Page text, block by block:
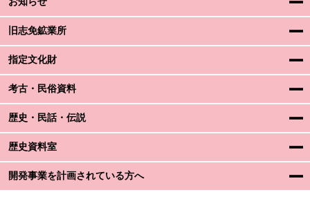
旧志免鉱業所
指定文化財
考古・民俗資料
歴史・民話・伝説
歴史資料室
開発事業を計画されている方へ